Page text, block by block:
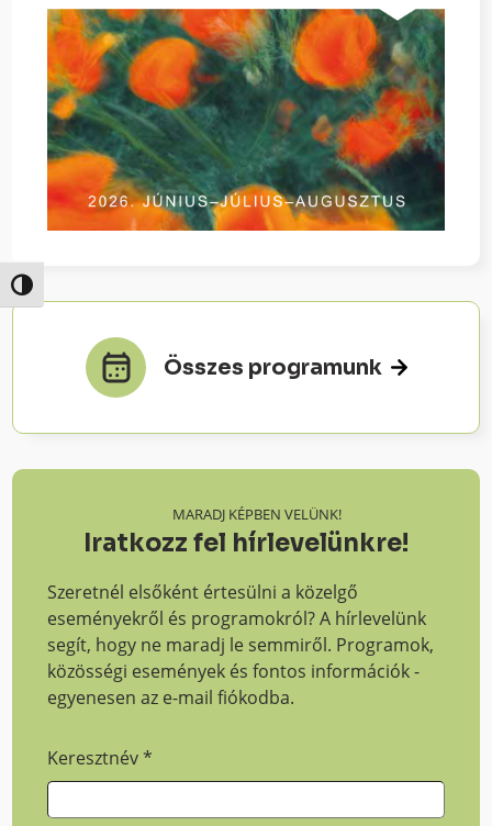
Nagy kontraszt váltása
Összes programunk
MARADJ KÉPBEN VELÜNK!
Iratkozz fel hírlevelünkre!
Szeretnél elsőként értesülni a közelgő
eseményekről és programokról? A hírlevelünk
segít, hogy ne maradj le semmiről. Programok,
közösségi események és fontos információk -
egyenesen az e-mail fiókodba.
Keresztnév*